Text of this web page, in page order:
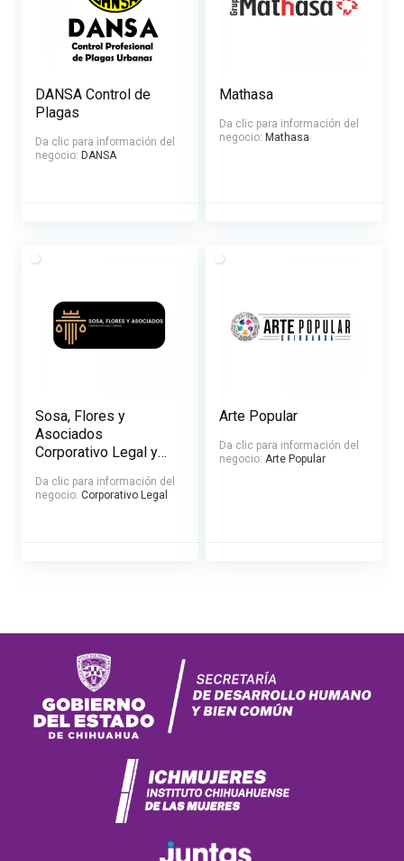
DANSA Control de
Plagas
Da clic para información del
negocio: DANSA
Mathasa
Da clic para información del
negocio: Mathasa
Sosa, Flores y
Asociados
Corporativo Legal y
Da clic para información del
negocio: Corporativo Legal
Arte Popular
Da clic para información del
negocio: Arte Popular